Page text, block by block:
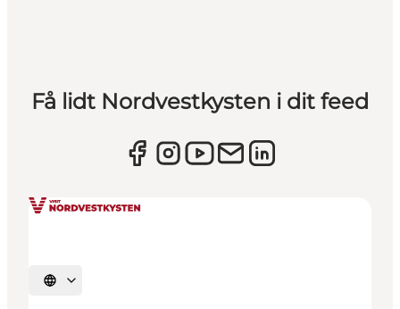
Få lidt Nordvestkysten i dit feed
Vælg sprog